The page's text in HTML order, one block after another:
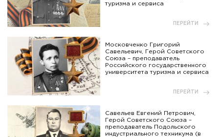
туризма и сервиса
ПЕРЕЙТИ
Московченко Григорий
Савельевич, Герой Советского
Союза – преподаватель
Российского государственного
университета туризма и сервиса
ПЕРЕЙТИ
Савельев Евгений Петрович,
Герой Советского Союза –
преподаватель Подольского
индустриального техникума (в